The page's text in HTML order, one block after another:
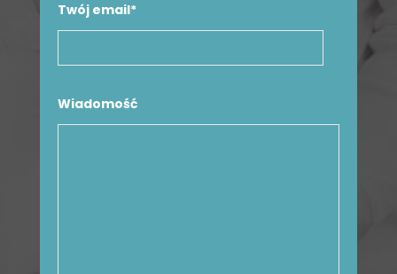
Twój email*
Wiadomość